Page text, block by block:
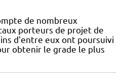
de nombreux
porteurs de projet de
d'entre eux ont poursuivi
obtenir le grade le plus